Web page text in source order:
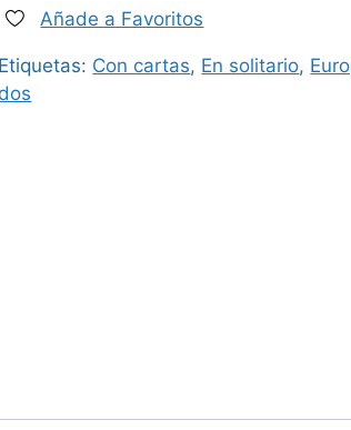
Añade a Favoritos
Etiquetas: Con cartas, En solitario,
dos